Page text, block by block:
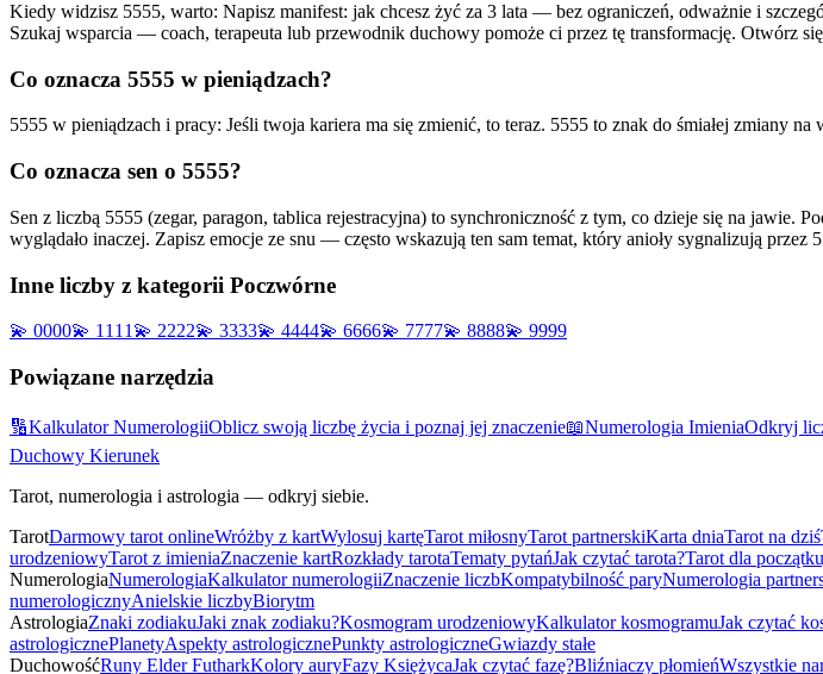
Kiedy widzisz 5555, warto: Napisz manifest: jak chcesz żyć za 3 lata — bez ograniczeń, odważnie i
Szukaj wsparcia — coach, terapeuta lub przewodnik duchowy pomoże ci przez tę transformację. Otwórz
Co oznacza 5555 w pieniądzach?
5555 w pieniądzach i pracy: Jeśli twoja kariera ma się zmienić, to teraz. 5555 to znak do śmiałej
Co oznacza sen o 5555?
Sen z liczbą 5555 (zegar, paragon, tablica rejestracyjna) to synchroniczność z tym, co dzieje się na jawie.
wyglądało inaczej. Zapisz emocje ze snu — często wskazują ten sam temat, który anioły sygnalizują przez
Inne liczby z kategorii Poczwórne
💫 0000💫 1111 💫 2222💫 3333💫 4444💫 6666💫 7777💫 8888💫 9999
Powiązane narzędzia
🔢Kalkulator NumerologiiOblicz swoją liczbę życia i poznaj jej znaczenie📖Numerologia ImieniaOdkryj
Duchowy Kierunek
Tarot, numerologia i astrologia — odkryj siebie.
TarotDarmowy tarot onlineWróżby z kartWylosuj kartęTarot miłosnyTarot partnerskiKarta dniaTarot na dziś
urodzeniowyTarot z imieniaZnaczenie kartRozkłady tarotaTematy pytańJak czytać tarota?Tarot dla
NumerologiaNumerologiaKalkulator numerologiiZnaczenie liczbKompatybilność paryNumerologia
numerologicznyAnielskie liczbyBiorytm
AstrologiaZnaki zodiakuJaki znak zodiaku?Kosmogram urodzeniowyKalkulator kosmogramuJak czytać
astrologicznePlanetyAspekty astrologicznePunkty astrologiczneGwiazdy stałe
DuchowośćRuny Elder FutharkKolory auryFazy KsiężycaJak czytać fazę?Bliźniaczy płomieńWszystkie